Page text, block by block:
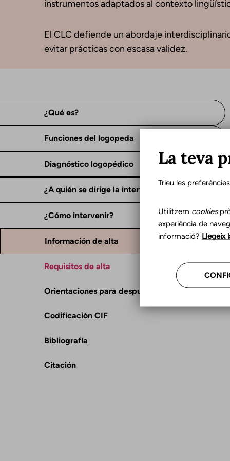
instrumentos adaptados al contexto
El CLC defiende un abordaje
evitar prácticas con escasa validez.
¿Qué es?
Funciones del logopeda
Diagnóstico logopédico
¿A quién se dirige la intervención?
¿Cómo intervenir?
Información de alta
Requisitos de alta
Orientaciones para después del alta
Codificación CIF
Bibliografía
Citación
La teva
Trieu les
Utilitzem cookies
experiència de
informació? Llegeix